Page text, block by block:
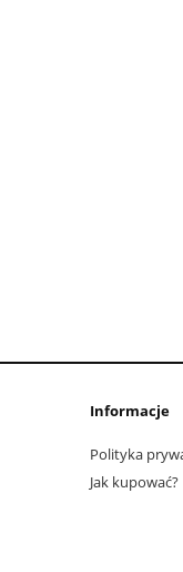
Informacje
Polityka
Jak kupować?